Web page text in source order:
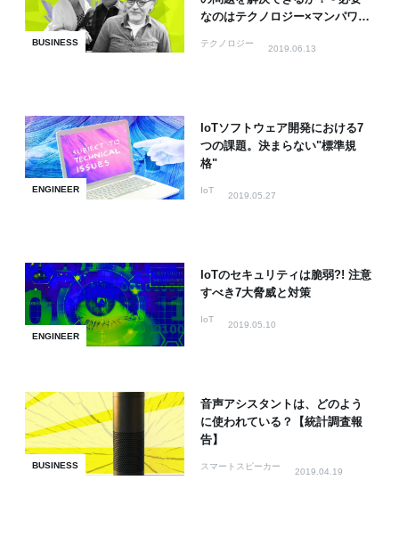
BUSINESS
なのはテクノロジー×マンパワー
テクノロジー
2019.06.13
ENGINEER
IoTソフトウェア開発における7
つの課題。決まらない"標準規
格"
IoT
2019.05.27
ENGINEER
IoTのセキュリティは脆弱?! 注意
すべき7大脅威と対策
IoT
2019.05.10
BUSINESS
音声アシスタントは、どのよう
に使われている？【統計調査報
告】
スマートスピーカー
2019.04.19